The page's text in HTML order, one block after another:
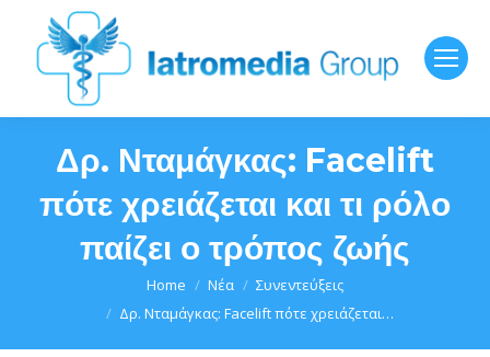
Δρ. Νταμάγκας: Facelift
πότε χρειάζεται και τι ρόλο
παίζει ο τρόπος ζωής
Home Νέα
Συνεντεύξεις
Δρ. Νταμάγκας: Facelift πότε χρειάζεται…